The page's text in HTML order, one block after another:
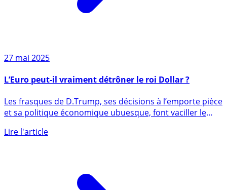
Les frasques de D.Trump, ses décisions à l’emporte pièce
et sa politique économique ubuesque, font vaciller le
dollar (...)